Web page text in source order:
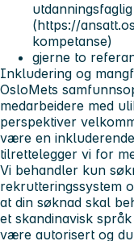
(https://
kompetanse)
gjerne to
Inkludering og
OsloMets
medarbeidere med
perspektiver
være en
tilrettelegger vi for
Vi behandler kun
rekrutteringssystem
at din søknad skal
et skandinavisk
være autorisert og